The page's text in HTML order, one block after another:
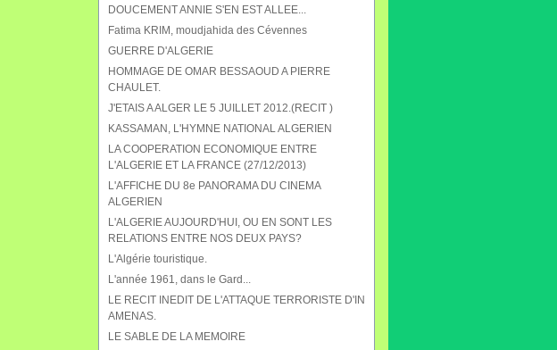
DOUCEMENT ANNIE S'EN EST ALLEE...
Fatima KRIM, moudjahida des Cévennes
GUERRE D'ALGERIE
HOMMAGE DE OMAR BESSAOUD A PIERRE
CHAULET.
J'ETAIS A ALGER LE 5 JUILLET 2012.(RECIT )
KASSAMAN, L'HYMNE NATIONAL ALGERIEN
LA COOPERATION ECONOMIQUE ENTRE
L'ALGERIE ET LA FRANCE (27/12/2013)
L'AFFICHE DU 8e PANORAMA DU CINEMA
ALGERIEN
L'ALGERIE AUJOURD'HUI, OU EN SONT LES
RELATIONS ENTRE NOS DEUX PAYS?
L'Algérie touristique.
L'année 1961, dans le Gard...
LE RECIT INEDIT DE L'ATTAQUE TERRORISTE D'IN
AMENAS.
LE SABLE DE LA MEMOIRE